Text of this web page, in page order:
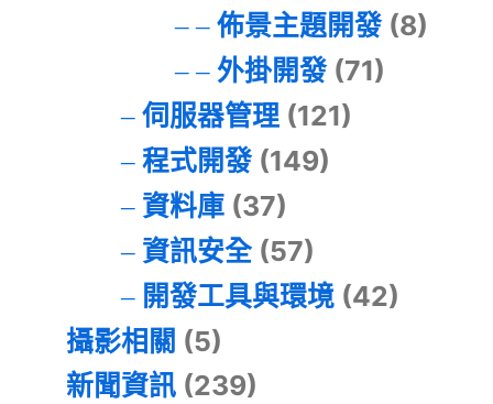
佈景主題開發(8)
外掛開發(71)
伺服器管理(121)
程式開發(149)
資料庫(37)
資訊安全(57)
開發工具與環境(42)
攝影相關 (5)
新聞資訊 (239)